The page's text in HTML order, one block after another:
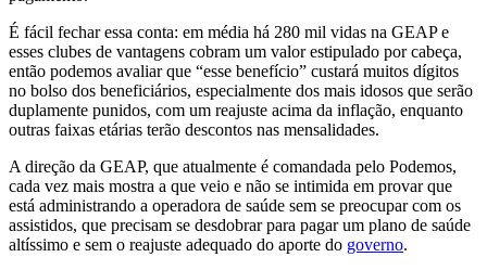
É fácil fechar essa conta: em média há 280 mil vidas na GEAP e
esses clubes de vantagens cobram um valor estipulado por cabeça,
então podemos avaliar que “esse benefício” custará muitos dígitos
no bolso dos beneficiários, especialmente dos mais idosos que serão
duplamente punidos, com um reajuste acima da inflação, enquanto
outras faixas etárias terão descontos nas mensalidades.
A direção da GEAP, que atualmente é comandada pelo Podemos,
cada vez mais mostra a que veio e não se intimida em provar que
está administrando a operadora de saúde sem se preocupar com os
assistidos, que precisam se desdobrar para pagar um plano de saúde
altíssimo e sem o reajuste adequado do aporte do governo.